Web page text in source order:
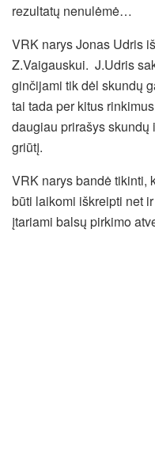
rezultatų nenulėmė…
VRK narys Jonas Udris
Z.Vaigauskui. J.Udris
ginčijami tik dėl skundų
tai tada per kitus
daugiau prirašys
griūtį.
VRK narys bandė tikinti,
būti laikomi iškreipti net
įtariami balsų pirkimo